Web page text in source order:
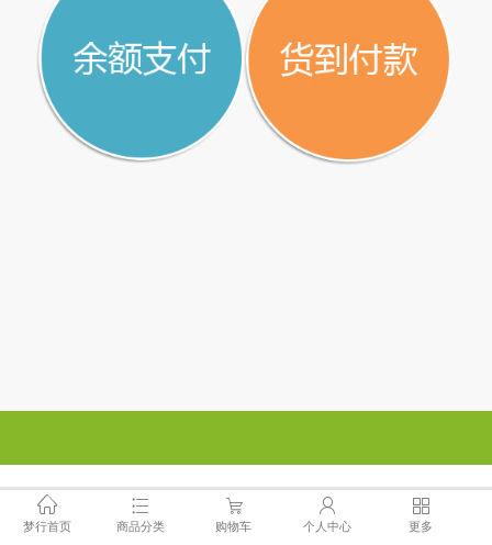
梦行首页 商品分类 购物车 个人中心 更多